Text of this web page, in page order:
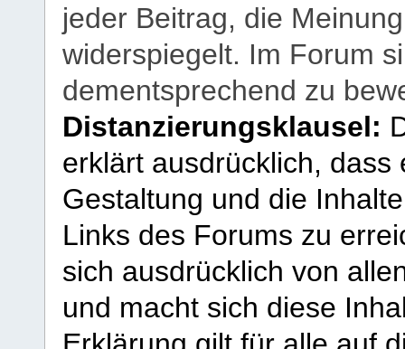
jeder Beitrag, die
widerspiegelt. Im Forum
dementsprechend zu
Distanzierungsklausel:
erklärt ausdrücklich,
Gestaltung und die
Links des Forums zu
sich ausdrücklich von
und macht sich diese